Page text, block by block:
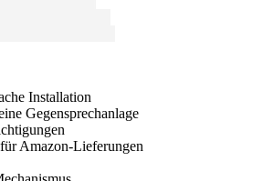
Installation
Gegensprechanlage
Amazon-Lieferungen